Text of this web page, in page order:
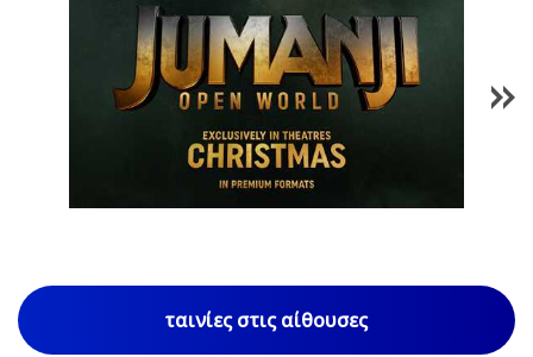
1/85
ταινίες στις αίθουσες